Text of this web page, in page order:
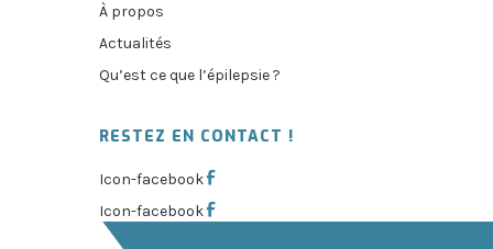
À propos
Actualités
Qu’est ce que l’épilepsie ?
RESTEZ EN CONTACT !
Icon-facebook
Icon-facebook